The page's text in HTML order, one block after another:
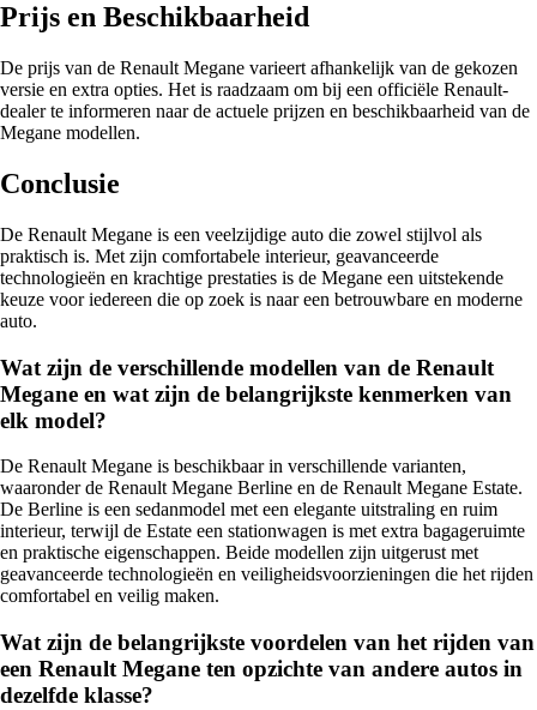
Prijs en Beschikbaarheid
De prijs van de Renault Megane varieert afhankelijk van de gekozen
versie en extra opties. Het is raadzaam om bij een officiële Renault-
dealer te informeren naar de actuele prijzen en beschikbaarheid van de
Megane modellen.
Conclusie
De Renault Megane is een veelzijdige auto die zowel stijlvol als
praktisch is. Met zijn comfortabele interieur, geavanceerde
technologieën en krachtige prestaties is de Megane een uitstekende
keuze voor iedereen die op zoek is naar een betrouwbare en moderne
auto.
Wat zijn de verschillende modellen van de Renault
Megane en wat zijn de belangrijkste kenmerken van
elk model?
De Renault Megane is beschikbaar in verschillende varianten,
waaronder de Renault Megane Berline en de Renault Megane Estate.
De Berline is een sedanmodel met een elegante uitstraling en ruim
interieur, terwijl de Estate een stationwagen is met extra bagageruimte
en praktische eigenschappen. Beide modellen zijn uitgerust met
geavanceerde technologieën en veiligheidsvoorzieningen die het rijden
comfortabel en veilig maken.
Wat zijn de belangrijkste voordelen van het rijden van
een Renault Megane ten opzichte van andere autos in
dezelfde klasse?